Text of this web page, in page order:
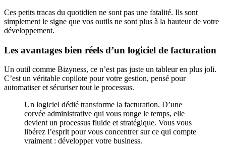
Ces petits tracas du quotidien ne sont pas une fatalité. Ils sont
simplement le signe que vos outils ne sont plus à la hauteur de votre
développement.
Les avantages bien réels d’un logiciel de facturation
Un outil comme Bizyness, ce n’est pas juste un tableur en plus joli.
C’est un véritable copilote pour votre gestion, pensé pour
automatiser et sécuriser tout le processus.
Un logiciel dédié transforme la facturation. D’une
corvée administrative qui vous ronge le temps, elle
devient un processus fluide et stratégique. Vous vous
libérez l’esprit pour vous concentrer sur ce qui compte
vraiment : développer votre business.